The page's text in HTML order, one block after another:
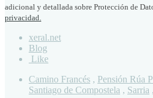
adicional y detallada sobre Protección de
privacidad.
xeral.net
Blog
Like
Camino Francés , Pensión Rúa
Santiago de Compostela , Sarria ,